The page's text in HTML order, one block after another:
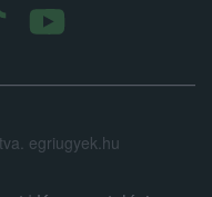
egriugyek.hu